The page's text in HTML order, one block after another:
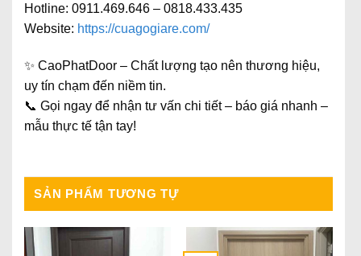
Hotline: 0911.469.646 – 0818.433.435
Website: https://cuagogiare.com/
✨ CaoPhatDoor – Chất lượng tạo nên thương hiệu,
uy tín chạm đến niềm tin.
📞 Gọi ngay để nhận tư vấn chi tiết – báo giá nhanh –
mẫu thực tế tận tay!
SẢN PHẨM TƯƠNG TỰ